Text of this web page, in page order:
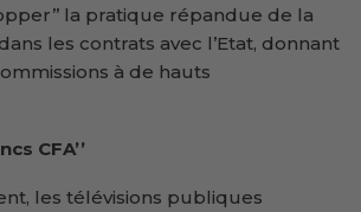
la pratique répandue de la
dans les contrats avec l’Etat, donnant
à de hauts
CFA’’
les télévisions publiques